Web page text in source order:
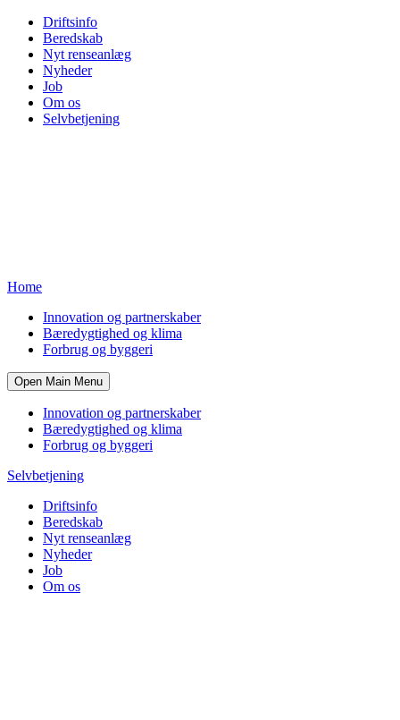
Driftsinfo
Beredskab
Nyt renseanlæg
Nyheder
Job
Om os
Selvbetjening
Home
Innovation og partnerskaber
Bæredygtighed og klima
Forbrug og byggeri
Open Main Menu
Innovation og partnerskaber
Bæredygtighed og klima
Forbrug og byggeri
Selvbetjening
Driftsinfo
Beredskab
Nyt renseanlæg
Nyheder
Job
Om os